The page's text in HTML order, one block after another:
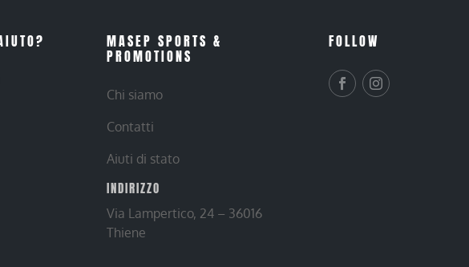
MASEP SPORTS &
PROMOTIONS
Chi siamo
Contatti
Aiuti di stato
INDIRIZZO
Via Lampertico, 24 – 36016
Thiene
FOLLOW